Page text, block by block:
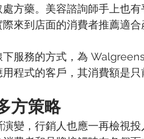
方藥。美容諮詢師手上也
來到店面的消費者推薦適合
下服務的方式，為
程式的客戶，其消費額是只
方策略
變，行銷人也應一再檢視